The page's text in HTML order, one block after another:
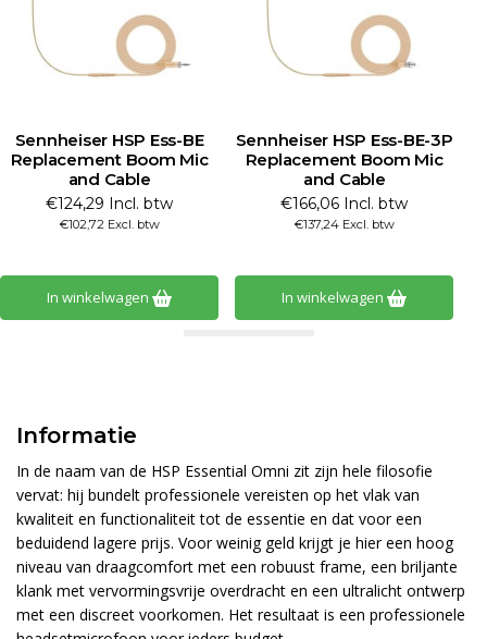
Sennheiser HSP Ess-BE
Replacement Boom Mic
and Cable
€124,29 Incl. btw
€102,72 Excl. btw
In winkelwagen
Sennheiser HSP Ess-BE-3P
Replacement Boom Mic
and Cable
€166,06 Incl. btw
€137,24 Excl. btw
In winkelwagen
Informatie
In de naam van de HSP Essential Omni zit zijn hele filosofie
vervat: hij bundelt professionele vereisten op het vlak van
kwaliteit en functionaliteit tot de essentie en dat voor een
beduidend lagere prijs. Voor weinig geld krijgt je hier een hoog
niveau van draagcomfort met een robuust frame, een briljante
klank met vervormingsvrije overdracht en een ultralicht ontwerp
met een discreet voorkomen. Het resultaat is een professionele